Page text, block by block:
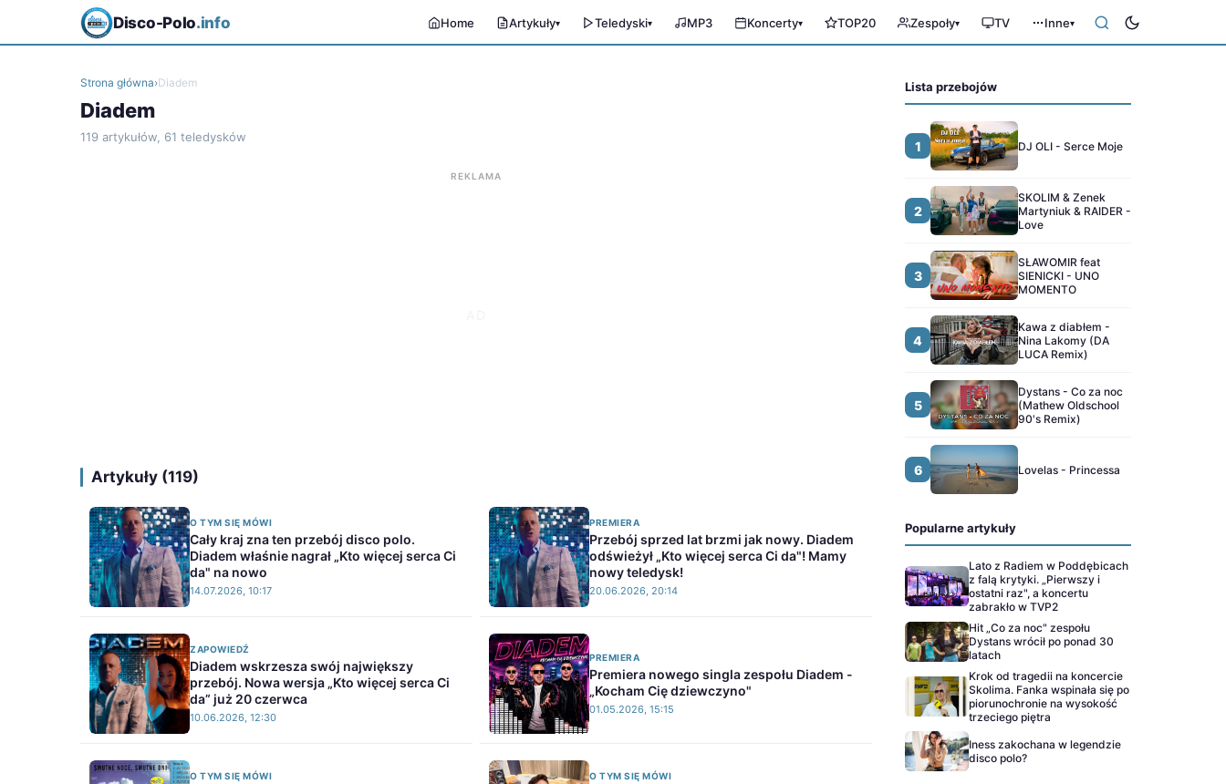
Disco-Polo.info Home Artykuły▾ Teledyski▾ MP3 Koncerty▾ TOP20 Zespoły▾ TV Inne▾
Strona główna›Diadem
Diadem
119 artykułów, 61 teledysków
REKLAMA
Artykuły (119)
O TYM SIĘ MÓWI
Cały kraj zna ten przebój disco polo.
Diadem właśnie nagrał „Kto więcej serca Ci
da" na nowo
14.07.2026, 10:17
PREMIERA
Przebój sprzed lat brzmi jak nowy. Diadem
odświeżył „Kto więcej serca Ci da"! Mamy
nowy teledysk!
20.06.2026, 20:14
ZAPOWIEDŹ
Diadem wskrzesza swój największy
przebój. Nowa wersja „Kto więcej serca Ci
da” już 20 czerwca
10.06.2026, 12:30
PREMIERA
Premiera nowego singla zespołu Diadem -
„Kocham Cię dziewczyno"
01.05.2026, 15:15
O TYM SIĘ MÓWI O TYM SIĘ MÓWI
Lista przebojów
1 DJ OLI - Serce Moje
2
SKOLIM & Zenek
Martyniuk & RAIDER -
Love
3
SŁAWOMIR feat
SIENICKI - UNO
MOMENTO
4
Kawa z diabłem -
Nina Lakomy (DA
LUCA Remix)
5
Dystans - Co za noc
(Mathew Oldschool
90's Remix)
6 Lovelas - Princessa
Popularne artykuły
Lato z Radiem w Poddębicach
z falą krytyki. „Pierwszy i
ostatni raz", a koncertu
zabrakło w TVP2
Hit „Co za noc" zespołu
Dystans wrócił po ponad 30
latach
Krok od tragedii na koncercie
Skolima. Fanka wspinała się po
piorunochronie na wysokość
trzeciego piętra
Iness zakochana w legendzie
disco polo?